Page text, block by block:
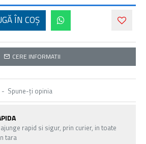
- Spune-ţi opinia
ÎN COŞ
CERE INFORMATII
rapid si sigur, prin curier, in toate
tara